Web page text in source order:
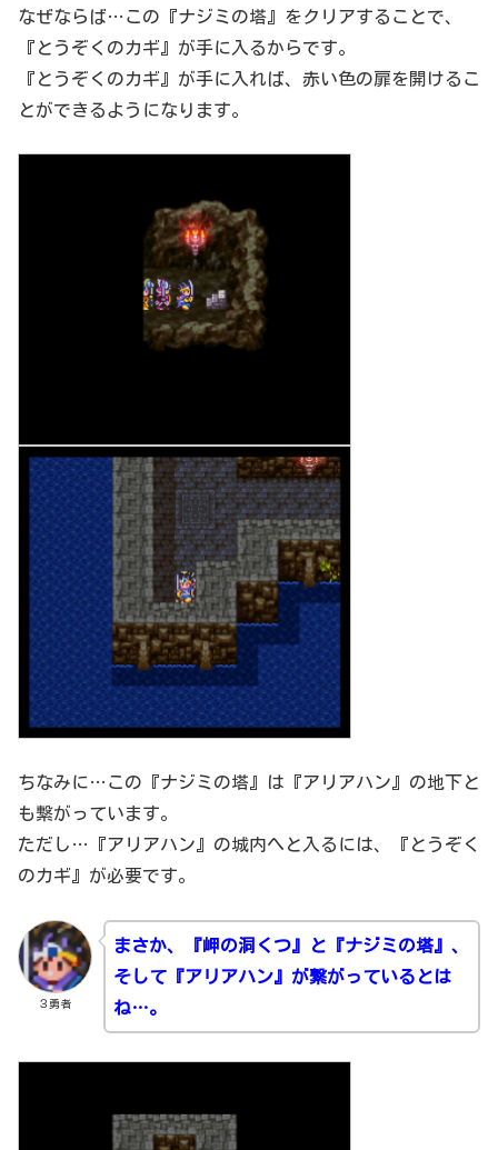
なぜならば…この『ナジミの塔』をクリアすることで、
『とうぞくのカギ』が手に入るからです。
『とうぞくのカギ』が手に入れば、赤い色の扉を開けるこ
とができるようになります。
ちなみに…この『ナジミの塔』は『アリアハン』の地下と
も繋がっています。
ただし…『アリアハン』の城内へと入るには、『とうぞく
のカギ』が必要です。
３勇者
まさか、『岬の洞くつ』と『ナジミの塔』、
そして『アリアハン』が繋がっているとは
ね…。